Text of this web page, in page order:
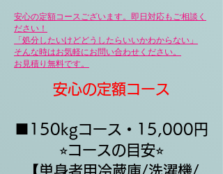
安心の定額コースございます。即日対応もご相談く
ださい！
「処分したいけどどうしたらいいかわからない」
そんな時はお気軽にお問い合わせください。
​お見積り無料です。
安心の定額コース
■150kgコース・15,000円
​⭐︎コースの目安⭐︎
​【単身者用冷蔵庫/洗濯機/